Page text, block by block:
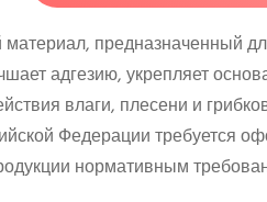
материал, предназначенный
адгезию, укрепляет
влаги, плесени и
Федерации требуется
нормативным